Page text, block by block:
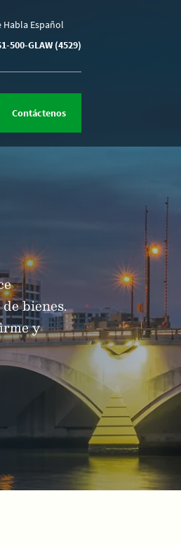
Habla Español
500-GLAW (4529)
Contáctenos
bienes.
y